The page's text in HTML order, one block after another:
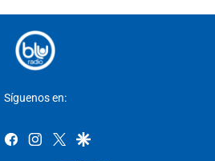
Síguenos en:
whatsappfacebookinstagram
twittergoogle